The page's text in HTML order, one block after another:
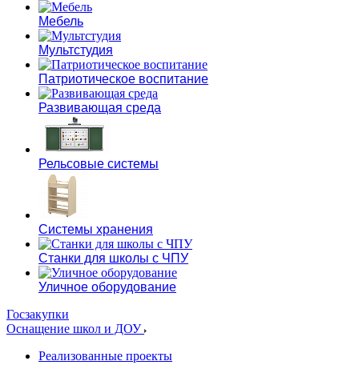
Мебель
Мультстудия
Патриотическое воспитание
Развивающая среда
Рельсовые системы
Системы хранения
Станки для школы с ЧПУ
Уличное оборудование
Госзакупки
Оснащение школ и ДОУ
Реализованные проекты